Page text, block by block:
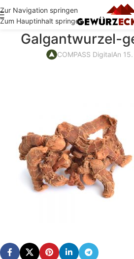
Zur Navigation springen
Zum Hauptinhalt springen
Galgantwurzel-
COMPASS DigitalAn